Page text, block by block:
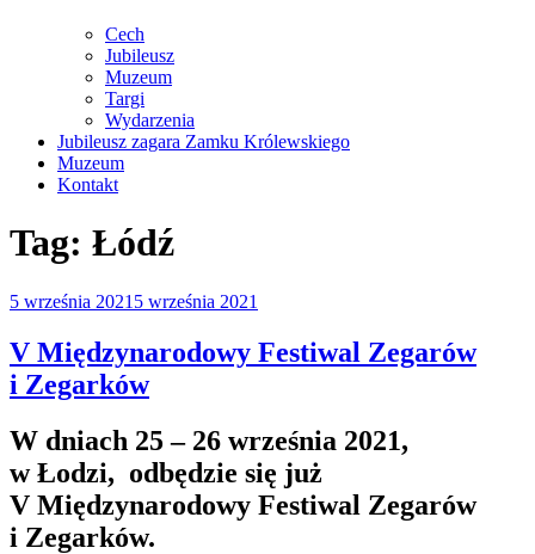
Cech
Jubileusz
Muzeum
Targi
Wydarzenia
Jubileusz zagara Zamku Królewskiego
Muzeum
Kontakt
Tag: Łódź
Opublikowane
5 września 2021 5 września 2021
V Międzynarodowy Festiwal Zegarów
i Zegarków
W dniach 25 – 26 września 2021,
w Łodzi, odbędzie się już
V Międzynarodowy Festiwal Zegarów
i Zegarków.